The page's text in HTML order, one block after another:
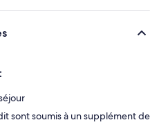
sont soumis à un supplément de